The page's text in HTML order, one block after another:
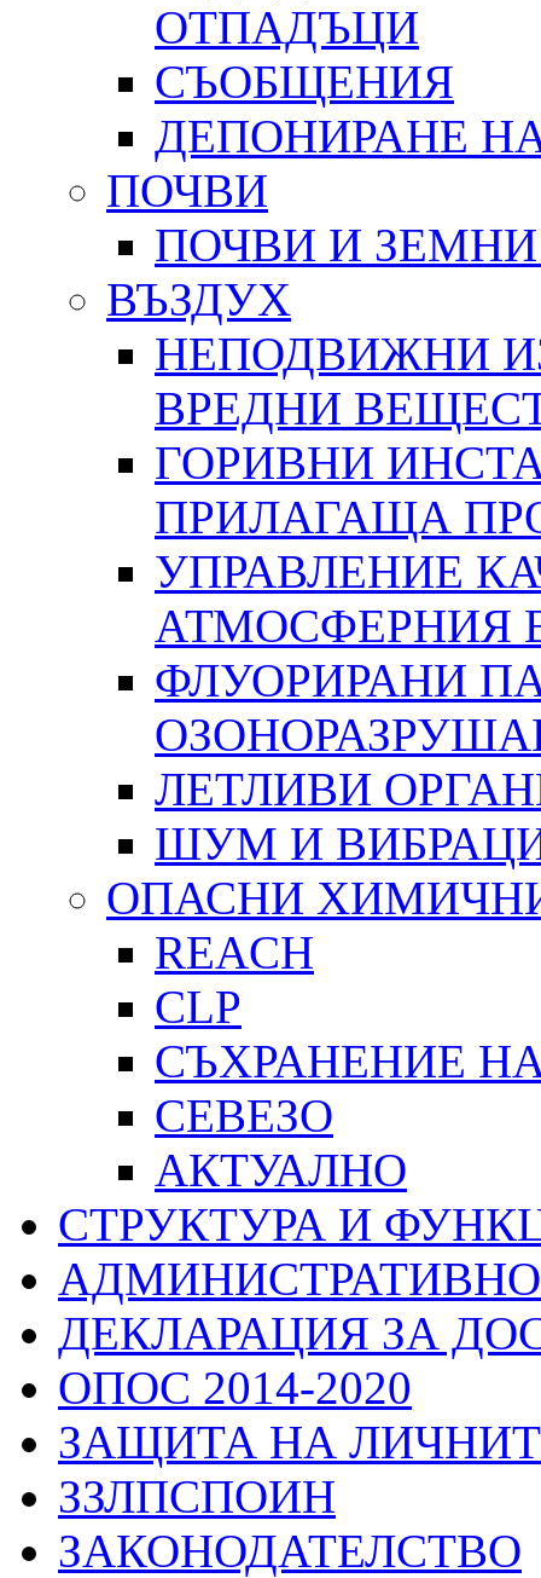
ОТПАДЪЦИ
СЪОБЩЕНИЯ
ДЕПОНИРАНЕ
ПОЧВИ
ПОЧВИ И
ВЪЗДУХ
НЕПОДВИЖНИ
ВРЕДНИ
ГОРИВНИ
ПРИЛАГАЩА
УПРАВЛЕНИЕ
АТМОСФЕРНИЯ
ФЛУОРИРАНИ
ЛЕТЛИВИ
ШУМ И
ОПАСНИ
REACH
CLP
СЪХРАНЕНИЕ
СЕВЕЗО
АКТУАЛНО
СТРУКТУРА И
ДЕКЛАРАЦИЯ ЗА
ОПОС 2014-2020
ЗАЩИТА НА
ЗЗЛПСПОИН
ЗАКОНОДАТЕЛСТВО